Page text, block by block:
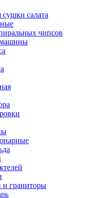
салата
чипсов
машины
и граниторы